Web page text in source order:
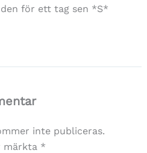
för ett tag sen *S*
inte publiceras.
märkta *